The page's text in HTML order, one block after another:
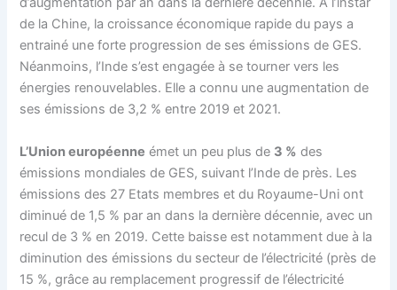
de la Chine, la croissance économique rapide du pays a
entrainé une forte progression de ses émissions de GES.
Néanmoins, l’Inde s’est engagée à se tourner vers les
énergies renouvelables. Elle a connu une augmentation de
ses émissions de 3,2 % entre 2019 et 2021.
L’Union européenne émet un peu plus de 3 % des
émissions mondiales de GES, suivant l’Inde de près. Les
émissions des 27 Etats membres et du Royaume-Uni ont
diminué de 1,5 % par an dans la dernière décennie, avec un
recul de 3 % en 2019. Cette baisse est notamment due à la
diminution des émissions du secteur de l’électricité (près de
15 %, grâce au remplacement progressif de l’électricité